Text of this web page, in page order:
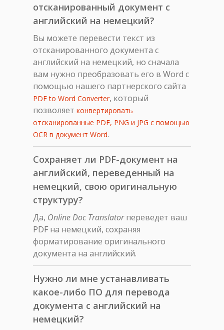
отсканированный документ с
английский на немецкий?
Вы можете перевести текст из
отсканированного документа с
английский на немецкий, но сначала
вам нужно преобразовать его в Word с
помощью нашего партнерского сайта
PDF to Word Converter, который
позволяет конвертировать
отсканированные PDF, PNG и JPG с помощью
OCR в документ Word.
Сохраняет ли PDF-документ на
английский, переведенный на
немецкий, свою оригинальную
структуру?
Да, Online Doc Translatorпереведет ваш
PDF на немецкий, сохраняя
форматирование оригинального
документа на английский.
Нужно ли мне устанавливать
какое-либо ПО для перевода
документа с английский на
немецкий?